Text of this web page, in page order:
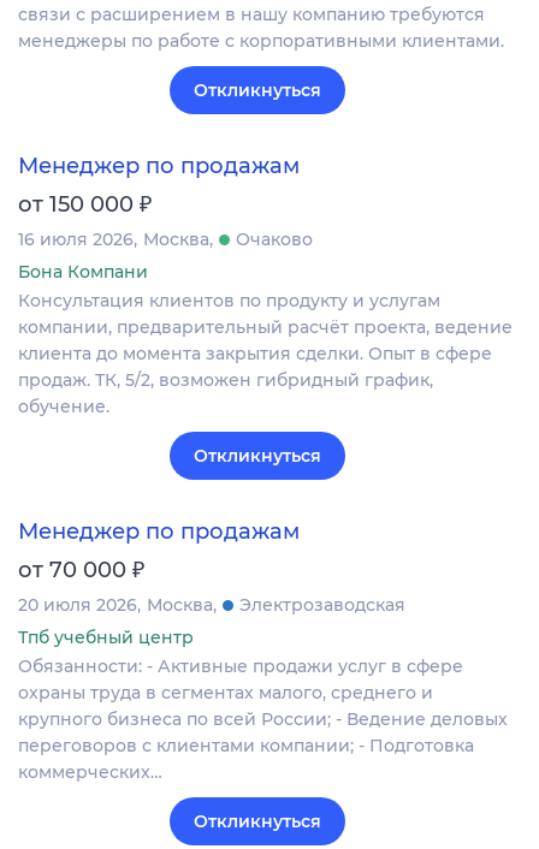
связи с расширением в нашу компанию требуются
менеджеры по работе с корпоративными клиентами.
Откликнуться
Менеджер по продажам
от 150 000 ₽
16 июля 2026 Москва
Очаково
Бона Компани
Консультация клиентов по продукту и услугам
компании, предварительный расчёт проекта, ведение
клиента до момента закрытия сделки. Опыт в сфере
продаж. ТК, 5/2, возможен гибридный график,
обучение.
Откликнуться
Менеджер по продажам
от 70 000 ₽
20 июля 2026 Москва
Электрозаводская
Тпб учебный центр
Обязанности: - Активные продажи услуг в сфере
охраны труда в сегментах малого, среднего и
крупного бизнеса по всей России; - Ведение деловых
переговоров с клиентами компании; - Подготовка
коммерческих…
Откликнуться